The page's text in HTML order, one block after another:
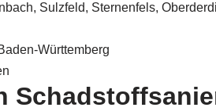
Sulzfeld, Sternenfels,
Württemberg